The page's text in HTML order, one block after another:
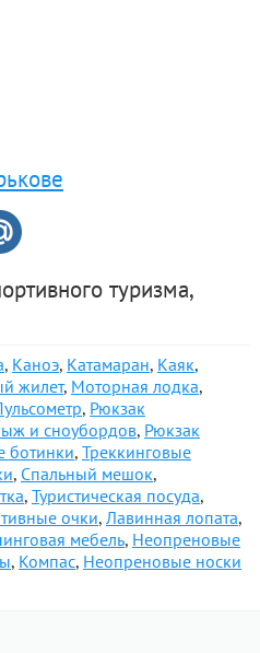
туризма,
, Каноэ, Катамаран, Каяк,
жилет, Моторная лодка,
, Рюкзак
и сноубордов, Рюкзак
ботинки, Треккинговые
, Спальный мешок,
, Туристическая посуда,
очки, Лавинная лопата,
мебель, Неопреновые
, Компас, Неопреновые носки